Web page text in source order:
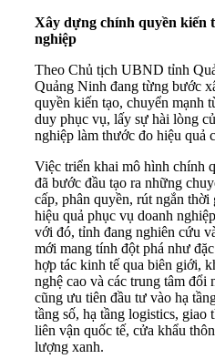
Xây dựng chính quyền kiến
nghiệp
Theo Chủ tịch UBND tỉnh
Quảng Ninh đang từng bước
quyền kiến tạo, chuyển mạnh
duy phục vụ, lấy sự hài lòng
nghiệp làm thước đo hiệu quả
Việc triển khai mô hình chính
đã bước đầu tạo ra những
cấp, phân quyền, rút ngắn
hiệu quả phục vụ doanh
với đó, tỉnh đang nghiên cứu
mới mang tính đột phá như
hợp tác kinh tế qua biên giới,
nghệ cao và các trung tâm
cũng ưu tiên đầu tư vào hạ
tầng số, hạ tầng logistics, giao
liên vận quốc tế, cửa khẩu
lượng xanh.